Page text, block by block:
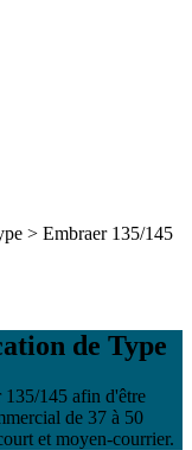
> Embraer 135/145
de Type
145 afin d'être
de 37 à 50
et moyen-courrier.